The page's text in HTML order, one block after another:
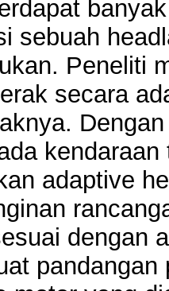
sebuah
Peneliti
secara
adaptive
dengan